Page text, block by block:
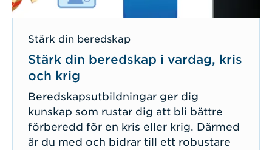
Stärk din beredskap
Stärk din beredskap i vardag, kris
och krig
Beredskapsutbildningar ger dig
kunskap som rustar dig att bli bättre
förberedd för en kris eller krig. Därmed
är du med och bidrar till ett robustare